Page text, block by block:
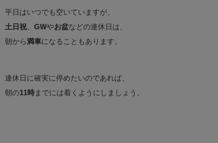
平日はいつでも空いていますが、
土日祝
GWや お盆などの連休日は、
朝から満車になることもあります。
連休日に確実に停めたいのであれば、
朝の11時 までには着くようにしましょう。